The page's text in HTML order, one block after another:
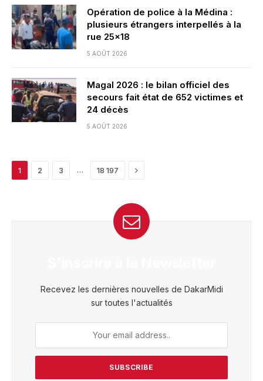
Opération de police à la Médina :
plusieurs étrangers interpellés à la
rue 25×18
5 AOÛT 2026
Magal 2026 : le bilan officiel des
secours fait état de 652 victimes et
24 décès
5 AOÛT 2026
1 2 3 … 18 197 Next
Recevez les dernières nouvelles de DakarMidi
sur toutes l'actualités